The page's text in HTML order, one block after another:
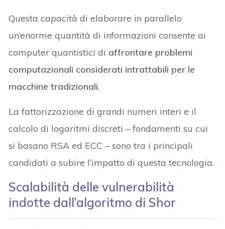
Questa capacità di elaborare in parallelo
un’enorme quantità di informazioni consente ai
computer quantistici di affrontare problemi
computazionali considerati intrattabili per le
macchine tradizionali.
La fattorizzazione di grandi numeri interi e il
calcolo di logaritmi discreti – fondamenti su cui
si basano RSA ed ECC – sono tra i principali
candidati a subire l’impatto di questa tecnologia.
Scalabilità delle vulnerabilità
indotte dall’algoritmo di Shor